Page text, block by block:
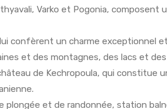
Varko et Pogonia, composent
confèrent un charme exceptionnel et
et des montagnes, des lacs et des
de Kechropoula, qui constitue
plongée et de randonnée, station